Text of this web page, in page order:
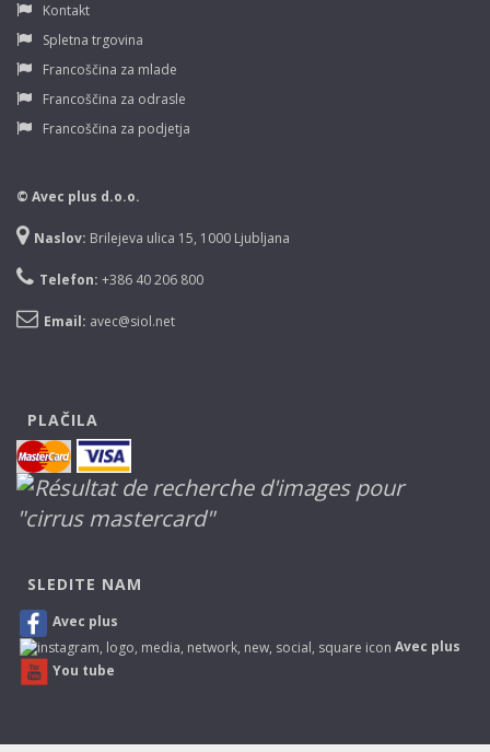
Kontakt
Spletna trgovina
Francoščina za mlade
Francoščina za odrasle
Francoščina za podjetja
© Avec plus d.o.o.
Naslov: Brilejeva ulica 15, 1000 Ljubljana
Telefon: +386 40 206 800
Email: avec@siol.net
PLAČILA
SLEDITE NAM
Avec plus
Avec plus
You tube